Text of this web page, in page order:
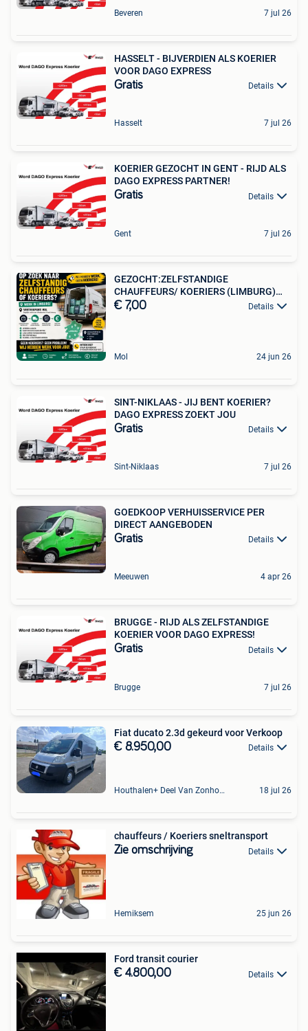
Beveren 7 jul 26
HASSELT - BIJVERDIEN ALS KOERIER
VOOR DAGO EXPRESS
Gratis Details
Hasselt 7 jul 26
KOERIER GEZOCHT IN GENT - RIJD ALS
DAGO EXPRESS PARTNER!
Gratis Details
Gent 7 jul 26
GEZOCHT:ZELFSTANDIGE
CHAUFFEURS/ KOERIERS (LIMBURG)
7€/stop
€ 7,00 Details
Mol 24 jun 26
SINT-NIKLAAS - JIJ BENT KOERIER?
DAGO EXPRESS ZOEKT JOU
Gratis Details
Sint-Niklaas 7 jul 26
GOEDKOOP VERHUISSERVICE PER
DIRECT AANGEBODEN
Gratis Details
Meeuwen 4 apr 26
BRUGGE - RIJD ALS ZELFSTANDIGE
KOERIER VOOR DAGO EXPRESS!
Gratis Details
Brugge 7 jul 26
Fiat ducato 2.3d gekeurd voor Verkoop
€ 8.950,00 Details
Houthalen+ Deel Van Zonhoven En Zolder 18 jul 26
chauffeurs / Koeriers sneltransport
Zie omschrijving Details
Hemiksem 25 jun 26
Ford transit courier
€ 4.800,00 Details